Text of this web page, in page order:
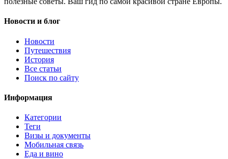
Новости и блог
Новости
Путешествия
История
Все статьи
Поиск по сайту
Информация
Категории
Теги
Визы и документы
Мобильная связь
Еда и вино